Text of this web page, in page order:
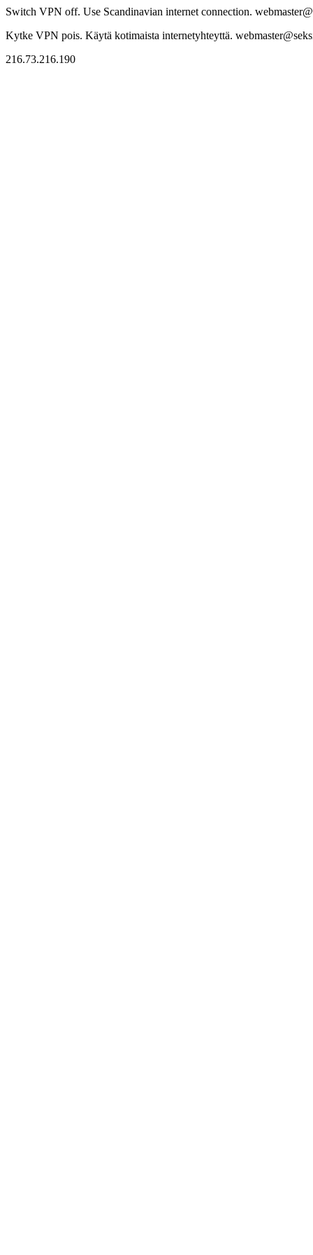
Switch VPN off. Use Scandinavian internet connection.
Kytke VPN pois. Käytä kotimaista internetyhteyttä.
216.73.216.190